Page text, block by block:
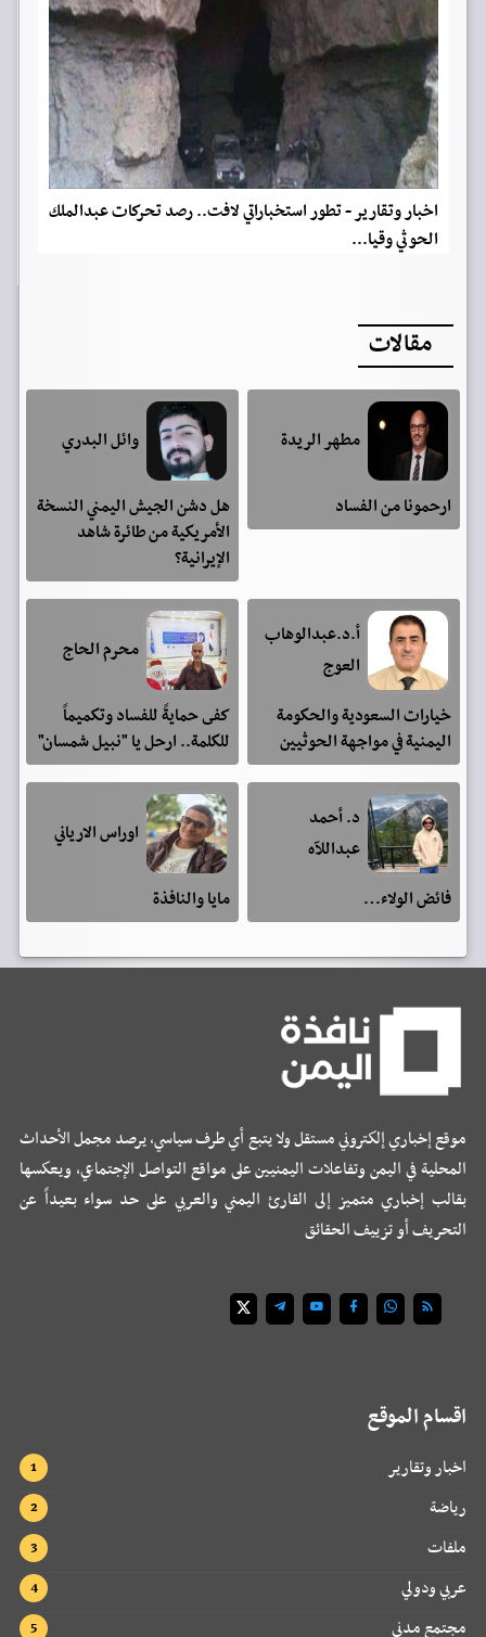
اخبار وتقارير - تطور استخباراتي لافت.. رصد تحركات عبدالملك
الحوثي وقيا...
مقالات
مطهر الريدة
ارحمونا من الفساد
وائل البدري
هل دشن الجيش اليمني النسخة
الأمريكية من طائرة شاهد
الإيرانية؟
أ.د.عبدالوهاب
العوج
خيارات السعودية والحكومة
اليمنية في مواجهة الحوثيين
محرم الحاج
كفى حمايةً للفساد وتكميماً
للكلمة.. ارحل يا "نبيل شمسان"
د. أحمد
عبداللآه
فائض الولاء…
اوراس الارياني
مايا والنافذة
موقع إخباري إلكتروني مستقل ولا يتبع أي طرف سياسي، يرصد مجمل الأحداث
المحلية في اليمن وتفاعلات اليمنيين على مواقع التواصل الإجتماعي، ويعكسها
بقالب إخباري متميز إلى القارئ اليمني والعربي على حد سواء بعيداً عن
التحريف أو تزييف الحقائق
اقسام الموقع
اخبار وتقارير
رياضة
ملفات
عربي ودولي
مجتمع مدني